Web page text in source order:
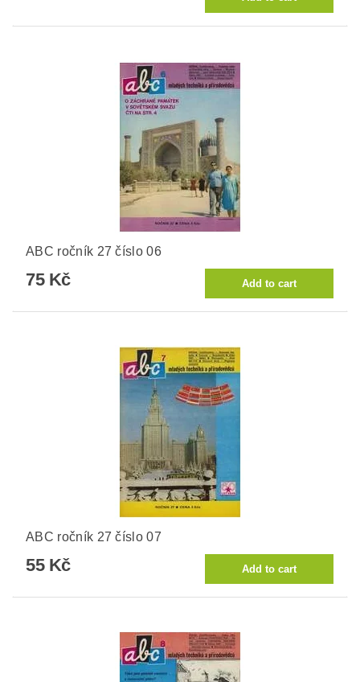
ABC ročník 27 číslo 06
75 Kč
ABC ročník 27 číslo 07
55 Kč